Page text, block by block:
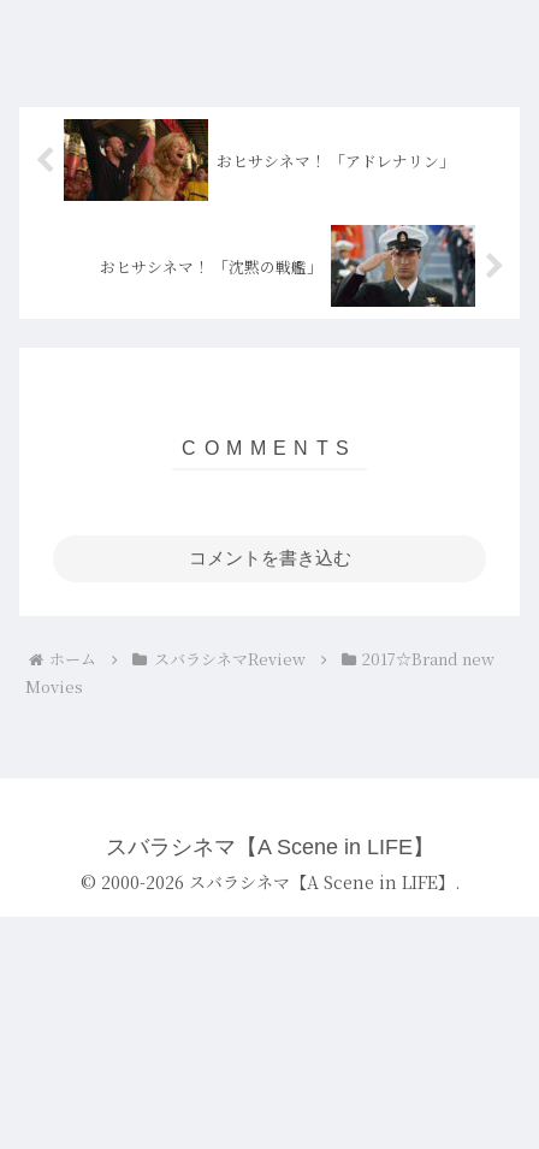
おヒサシネマ！ 「アドレナリン」
おヒサシネマ！ 「沈黙の戦艦」
コメントを書き込む
ホーム スバラシネマReview
2017☆Brand new
Movies
スバラシネマ【A Scene in LIFE】
© 2000-2026 スバラシネマ【A Scene in LIFE】.